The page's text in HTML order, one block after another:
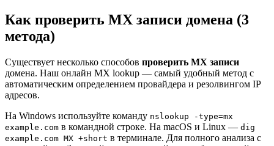
Как проверить MX записи домена (3
метода)
Существует несколько способов проверить MX записи
домена. Наш онлайн MX lookup — самый удобный метод с
автоматическим определением провайдера и резолвингом IP
адресов.
На Windows используйте команду nslookup -type=mx
example.com в командной строке. На macOS и Linux — dig
example.com MX +short в терминале. Для полного анализа с